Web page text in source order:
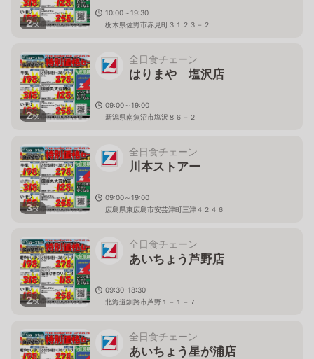
2枚
10:00～19:30
栃木県佐野市赤見町３１２３－２
2枚
全日食チェーン
はりまや 塩沢店
09:00～19:00
新潟県南魚沼市塩沢８６－２
3枚
全日食チェーン
川本ストアー
09:00～19:00
広島県東広島市安芸津町三津４２４６
2枚
全日食チェーン
あいちょう芦野店
09:30-18:30
北海道釧路市芦野１－１－７
全日食チェーン
あいちょう星が浦店